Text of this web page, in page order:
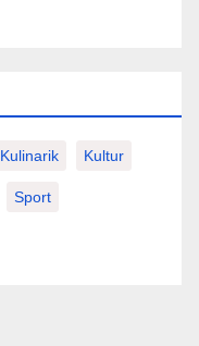
Kulinarik Kultur
Sport